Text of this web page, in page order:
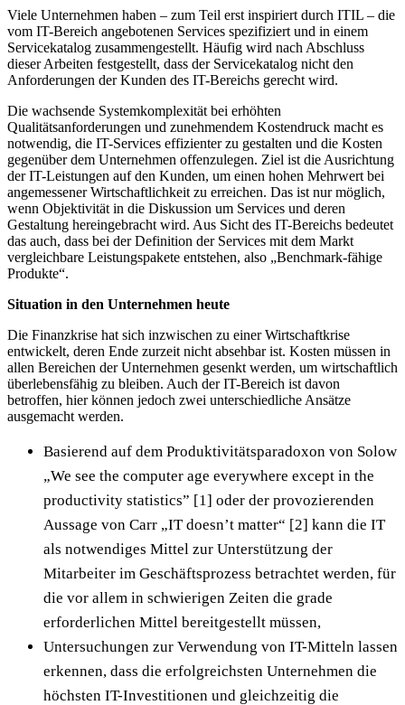
Viele Unternehmen haben – zum Teil erst inspiriert durch ITIL – die
vom IT-Bereich angebotenen Services spezifiziert und in einem
Servicekatalog zusammengestellt. Häufig wird nach Abschluss
dieser Arbeiten festgestellt, dass der Servicekatalog nicht den
Anforderungen der Kunden des IT-Bereichs gerecht wird.
Die wachsende Systemkomplexität bei erhöhten
Qualitätsanforderungen und zunehmendem Kostendruck macht es
notwendig, die IT-Services effizienter zu gestalten und die Kosten
gegenüber dem Unternehmen offenzulegen. Ziel ist die Ausrichtung
der IT-Leistungen auf den Kunden, um einen hohen Mehrwert bei
angemessener Wirtschaftlichkeit zu erreichen. Das ist nur möglich,
wenn Objektivität in die Diskussion um Services und deren
Gestaltung hereingebracht wird. Aus Sicht des IT-Bereichs bedeutet
das auch, dass bei der Definition der Services mit dem Markt
vergleichbare Leistungspakete entstehen, also „Benchmark-fähige
Produkte“.
Situation in den Unternehmen heute
Die Finanzkrise hat sich inzwischen zu einer Wirtschaftkrise
entwickelt, deren Ende zurzeit nicht absehbar ist. Kosten müssen in
allen Bereichen der Unternehmen gesenkt werden, um wirtschaftlich
überlebensfähig zu bleiben. Auch der IT-Bereich ist davon
betroffen, hier können jedoch zwei unterschiedliche Ansätze
ausgemacht werden.
Basierend auf dem Produktivitätsparadoxon von Solow
„We see the computer age everywhere except in the
productivity statistics” [1] oder der provozierenden
Aussage von Carr „IT doesn’t matter“ [2] kann die IT
als notwendiges Mittel zur Unterstützung der
Mitarbeiter im Geschäftsprozess betrachtet werden, für
die vor allem in schwierigen Zeiten die grade
erforderlichen Mittel bereitgestellt müssen,
Untersuchungen zur Verwendung von IT-Mitteln lassen
erkennen, dass die erfolgreichsten Unternehmen die
höchsten IT-Investitionen und gleichzeitig die